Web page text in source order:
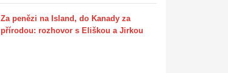
Za penězi na Island, do Kanady za
přírodou: rozhovor s Eliškou a Jirkou